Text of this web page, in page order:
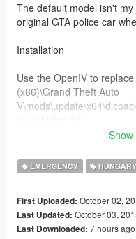
The default model isn't
original GTA police car
Installation
Use the OpenIV to
(x86)\Grand Theft Auto
EMERGENCY HUNGARY
First Uploaded: October 02,
Last Updated: October 03,
Last Downloaded: 7 hours ago